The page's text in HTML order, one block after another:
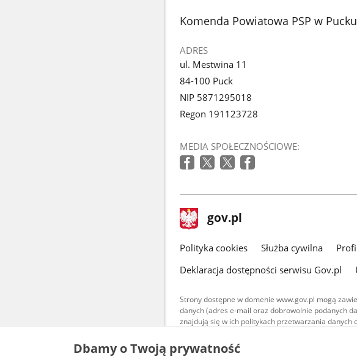
stopka
Komenda Powiatowa PSP w Pucku
ADRES
ul. Mestwina 11
84-100 Puck
NIP 5871295018
Regon 191123728
MEDIA SPOŁECZNOŚCIOWE:
stopka
gov.pl Strona
gov.pl
gov.pl
Polityka cookies Służba cywilna
Deklaracja dostępności serwisu Gov.pl
Strony dostępne w domenie www.gov.pl mogą
danych (adres e-mail oraz dobrowolnie podanych
znajdują się w ich politykach przetwarzania danych
Treści tekstowe publikowane w
udostępniane na licencji typu
Dbamy o Twoją prywatność